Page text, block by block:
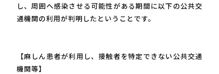
し、周囲へ感染させる可能性がある期間に以下の公共交
通機関の利用が判明したということです。
【麻しん患者が利用し、接触者を特定できない公共交通
機関等】